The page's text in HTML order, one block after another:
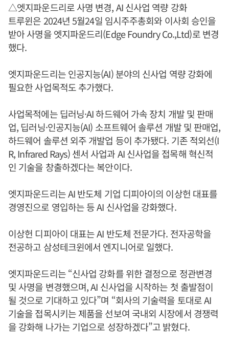
△엣지파운드리로 사명 변경, AI 신사업 역량 강화
트루윈은 2024년 5월24일 임시주주총회와 이사회 승인을
받아 사명을 엣지파운드리(Edge Foundry Co.,Ltd)로 변경
했다.
엣지파운드리는 인공지능(AI) 분야의 신사업 역량 강화에
필요한 사업목적도 추가했다.
사업목적에는 딥러닝·AI 하드웨어 가속 장치 개발 및 판매
업, 딥러닝·인공지능(AI) 소프트웨어 솔루션 개발 및 판매업,
하드웨어 솔루션 외주 개발업 등이 추가됐다. 기존 적외선(I
R, Infrared Rays) 센서 사업과 AI 신사업을 접목해 혁신적
인 기술을 창출하겠다는 복안이다.
엣지파운드리는 AI 반도체 기업 디피아이의 이상헌 대표를
경영진으로 영입하는 등 AI 신사업을 강화했다.
이상헌 디피아이 대표는 AI 반도체 전문가다. 전자공학을
전공하고 삼성테크윈에서 엔지니어로 일했다.
엣지파운드리는 “신사업 강화를 위한 결정으로 정관변경
및 사명을 변경했으며, AI 신사업을 시작하는 첫 출발점이
될 것으로 기대하고 있다”며 “회사의 기술력을 토대로 AI
기술을 접목시키는 제품을 선보여 국내외 시장에서 경쟁력
을 강화해 나가는 기업으로 성장하겠다”고 밝혔다.